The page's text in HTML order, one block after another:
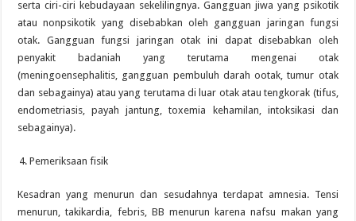
serta ciri-ciri kebudayaan sekelilingnya. Gangguan jiwa yang psikotik
atau nonpsikotik yang disebabkan oleh gangguan jaringan fungsi
otak. Gangguan fungsi jaringan otak ini dapat disebabkan oleh
penyakit badaniah yang terutama mengenai otak
(meningoensephalitis, gangguan pembuluh darah ootak, tumur otak
dan sebagainya) atau yang terutama di luar otak atau tengkorak (tifus,
endometriasis, payah jantung, toxemia kehamilan, intoksikasi dan
sebagainya).
Pemeriksaan fisik
Kesadran yang menurun dan sesudahnya terdapat amnesia. Tensi
menurun, takikardia, febris, BB menurun karena nafsu makan yang